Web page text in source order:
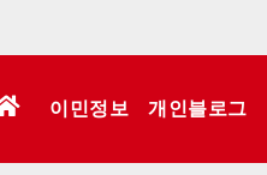
이민정보 개인블로그